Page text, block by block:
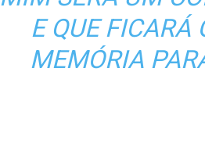
E QUE FICARÁ
MEMÓRIA